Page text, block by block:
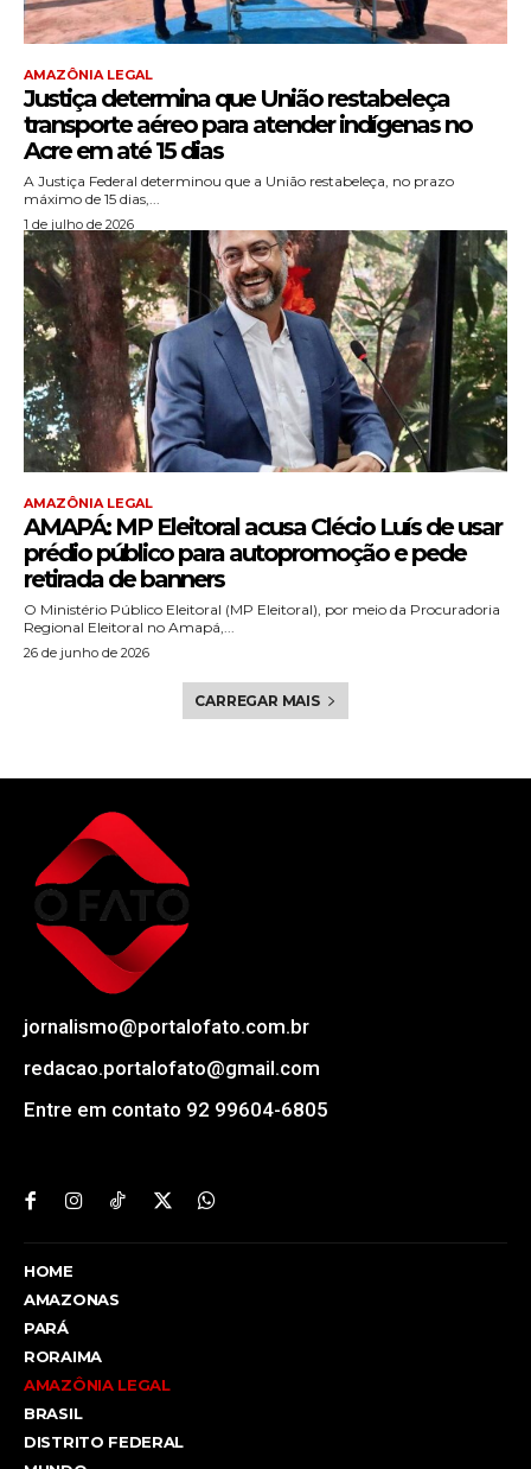
AMAZÔNIA LEGAL
Justiça determina que União restabeleça
transporte aéreo para atender indígenas no
Acre em até 15 dias
A Justiça Federal determinou que a União restabeleça, no prazo
máximo de 15 dias,...
1 de julho de 2026
AMAZÔNIA LEGAL
AMAPÁ: MP Eleitoral acusa Clécio Luís de usar
prédio público para autopromoção e pede
retirada de banners
O Ministério Público Eleitoral (MP Eleitoral), por meio da Procuradoria
Regional Eleitoral no Amapá,...
26 de junho de 2026
CARREGAR MAIS
jornalismo@portalofato.com.br
redacao.portalofato@gmail.com
Entre em contato 92 99604-6805
HOME
AMAZONAS
PARÁ
RORAIMA
AMAZÔNIA LEGAL
BRASIL
DISTRITO FEDERAL